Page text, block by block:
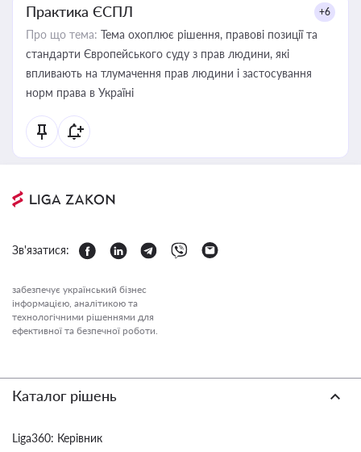
Практика ЄСПЛ +6
Про що тема: Тема охоплює рішення, правові позиції та
стандарти Європейського суду з прав людини, які
впливають на тлумачення прав людини і застосування
норм права в Україні
Зв'язатися:
забезпечує український бізнес
інформацією, аналітикою та
технологічними рішеннями для
ефективної та безпечної роботи.
Каталог рішень
Liga360: Керівник